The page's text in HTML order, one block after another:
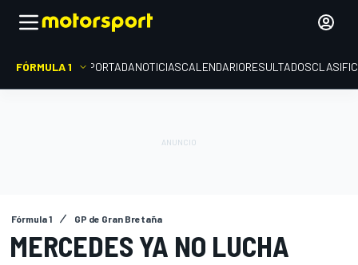
FÓRMULA 1 PORTADANOTICIASCALENDARIORESULTADOS
Fórmula 1 GP de Gran Bretaña
MERCEDES YA NO LUCHA